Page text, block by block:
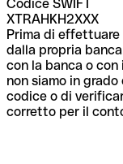
Codice SWIFT
XTRAHKH2XXX
Prima di
dalla propria
con la banca o
non siamo in
codice o di
corretto per il